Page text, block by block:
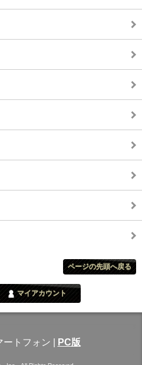
ページの先頭へ戻る
マイアカウント
ートフォン PC版